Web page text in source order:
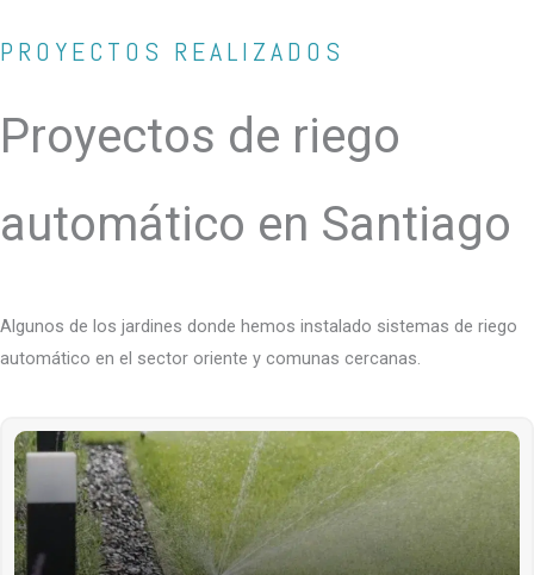
PROYECTOS REALIZADOS
Proyectos de riego
automático en Santiago
Algunos de los jardines donde hemos instalado sistemas de riego
automático en el sector oriente y comunas cercanas.